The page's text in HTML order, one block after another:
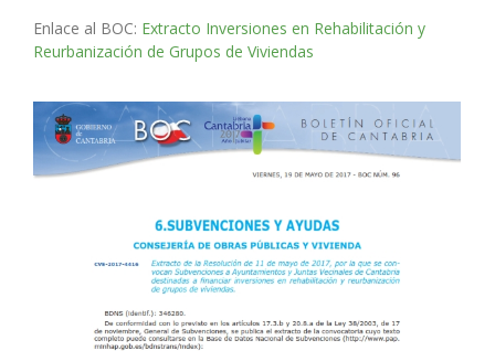
Enlace al BOC: Extracto Inversiones en Rehabilitación y
Reurbanización de Grupos de Viviendas